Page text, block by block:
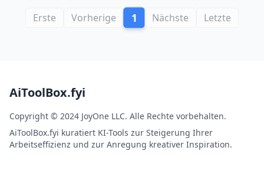
Erste Vorherige 1 Nächste Letzte
AiToolBox.fyi
Copyright © 2024 JoyOne LLC. Alle Rechte vorbehalten.
AiToolBox.fyi kuratiert KI-Tools zur Steigerung Ihrer
Arbeitseffizienz und zur Anregung kreativer Inspiration.